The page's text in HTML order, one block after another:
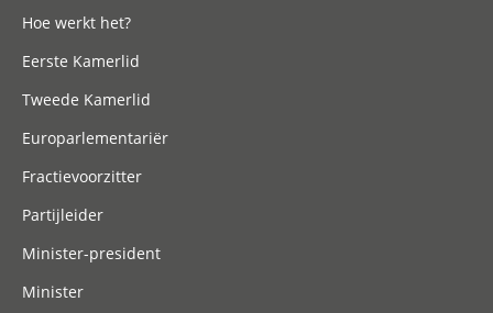
Hoe werkt het?
Eerste Kamerlid
Tweede Kamerlid
Europarlementariër
Fractievoorzitter
Partijleider
Minister-president
Minister